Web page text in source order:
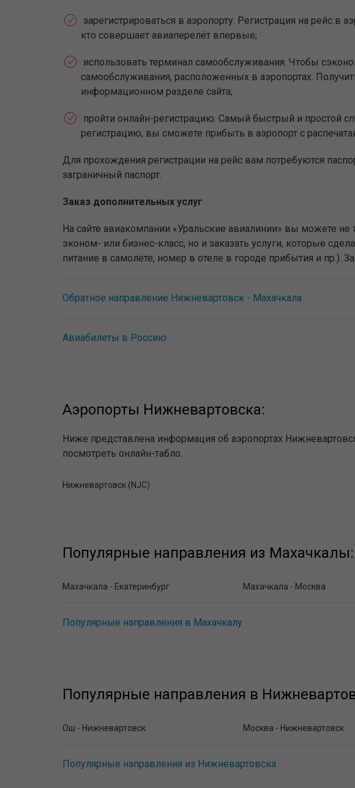
зарегистрироваться в аэропорту. Регистрация на рейс в
кто совершает авиаперелёт впервые;
использовать терминал самообслуживания. Чтобы
самообслуживания, расположенных в аэропортах.
информационном разделе сайта;
пройти онлайн-регистрацию. Самый быстрый и простой
регистрацию, вы сможете прибыть в аэропорт с
Для прохождения регистрации на рейс вам потребуются
заграничный паспорт.
Заказ дополнительных услуг
На сайте авиакомпании «Уральские авиалинии» вы можете
эконом- или бизнес-класс, но и заказать услуги, которые
питание в самолёте, номер в отеле в городе прибытия и пр.).
Обратное направление Нижневартовск - Махачкала
Авиабилеты в Россию
Аэропорты Нижневартовска:
Ниже представлена информация об аэропортах
посмотреть онлайн-табло.
Нижневартовск (NJC)
Популярные направления из Махачкалы:
Махачкала - Екатеринбург Махачкала - Москва
Популярные направления в Махачкалу
Популярные направления в
Ош - Нижневартовск Москва - Нижневартовск
Популярные направления из Нижневартовска